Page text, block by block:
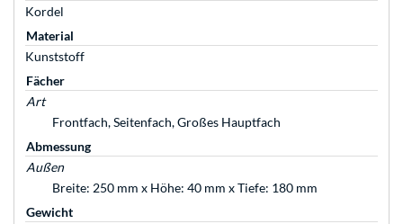
Kordel
Material
Kunststoff
Fächer
Art
Frontfach, Seitenfach, Großes Hauptfach
Abmessung
Außen
Breite: 250 mm x Höhe: 40 mm x Tiefe: 180 mm
Gewicht